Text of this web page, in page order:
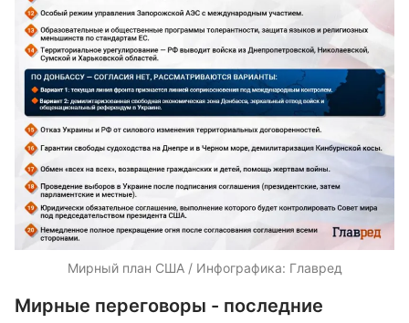
Мирный план США / Инфографика: Главред
Мирные переговоры - последние